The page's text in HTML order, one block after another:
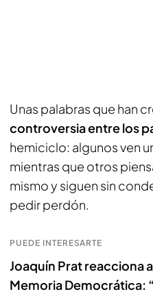
Unas palabras que han
controversia entre los
hemiciclo: algunos ven
mientras que otros
mismo y siguen sin
pedir perdón.
PUEDE INTERESARTE
Joaquín Prat reacciona
Memoria Democrática: